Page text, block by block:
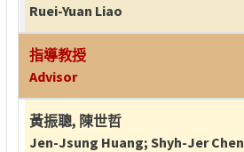
Ruei-Yuan Liao
指導教授
Advisor
黃振聰, 陳世哲
Jen-Jsung Huang; Shyh-Jer Chen